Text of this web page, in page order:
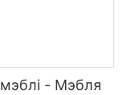
мэблі - Мэбля